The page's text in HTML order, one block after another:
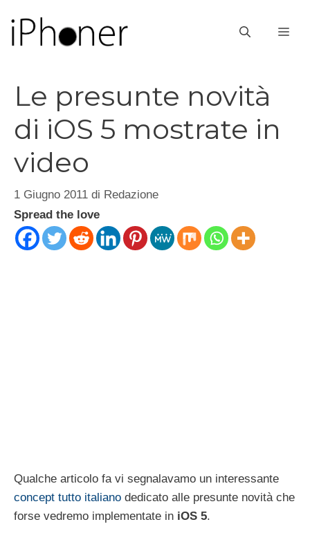
contenuto
Le presunte novità
di iOS 5 mostrate in
video
1 Giugno 2011 di Redazione
Spread the love
Qualche articolo fa vi segnalavamo un interessante
concept tutto italiano dedicato alle presunte novità che
forse vedremo implementate in iOS 5.